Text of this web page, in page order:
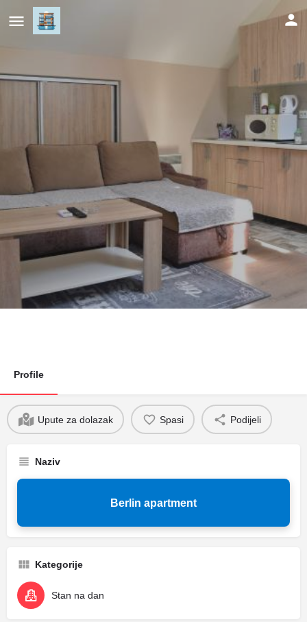
Berlin apartment
Profile
Upute za dolazak Spasi Podijeli
Naziv
Berlin apartment
Kategorije
Stan na dan